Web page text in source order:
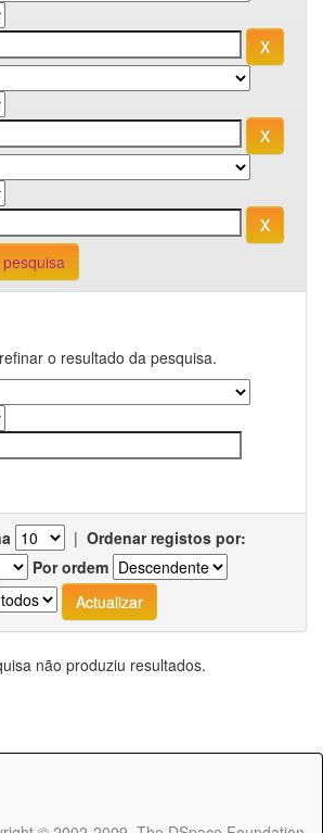
o resultado da pesquisa.
| Ordenar registos por:
Por ordem
não produziu resultados.